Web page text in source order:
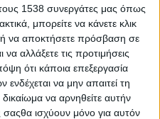
1538 συνεργάτες μας όπως
μπορείτε να κάνετε κλικ
ή να αποκτήσετε πρόσβαση σε
αλλάξετε τις προτιμήσεις
ότι κάποια επεξεργασία
να μην απαιτεί τη
να αρνηθείτε αυτήν
σαςθα ισχύουν μόνο για αυτόν
που δίνει έμφαση στη
επιχειρηματική